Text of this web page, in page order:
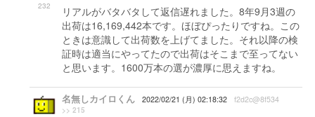
232
リアルがバタバタして返信遅れました。8年9月3週の
出荷は16,169,442本です。ほぼぴったりですね。この
ときは意識して出荷数を上げてました。それ以降の検
証時は適当にやってたので出荷はそこまで至ってない
と思います。1600万本の選が濃厚に思えますね。
名無しカイロくん 2022/02/21 (月) 02:18:32 f2d2c@8f534
>> 215